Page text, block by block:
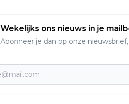
Wekelijks ons nieuws in je
Abonneer je dan op onze